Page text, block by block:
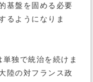
基盤を固める必要
るようになりま
独で統治を続けま
陸の対フランス政